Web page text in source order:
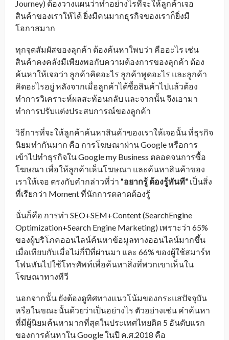
Journey) ต้องวางแผนว่าทำอย่างไรที่จะให้ลูกค้าเจอ
สินค้าของเราให้ได้ ยิ่งมีคนมากธุรกิจของเราก็ยิ่งมี
โอกาสมาก
ทุกจุดสัมผัสของลุกค้า ต้องค้นหาใพบว่า คืออะไร เช่น
สินค้าคงคลังมีเพียงพอกับความต้องการของลุกค้า ต้อง
ค้นหาให้เจอว่า ลูกค้าคิดอะไร ลูกค้าพูดอะไร และลูกค้า
คิดอะไรอยู่ หลังจากเมื่อลูกค้าได้ซื้อสินค้าไปแล้วต้อง
ทำการวิเคราะห์ผลสะท้อนกลับ และจากนั้น จึงเอามา
ทำการปรับแต่งประสบการณ์ของลูกค้า
วิธีการที่จะให้ลูกค้าค้นหาสินค้าของเราให้เจอนั้น ที่ธุรกิจ
นิยมทำกันมาก คือ การโฆษณาผ่าน Google หรือการ
เข้าไปทำธุรกิจใน Google my Business ตลอดจนการซื้อ
โฆษณา เพื่อให้ลูกค้าเห็นโฆษณา และค้นหาสินค้าของ
เราให้เจอ ตรงกับคำกล่าวที่ว่า ”อยากรู้ ต้องรู้ทันที“ เป็นสิ่ง
ที่เรียกว่า Moment ที่นักการตลาดต้องรู้
นั่นก็คือ การทำ SEO+SEM+Content (SearchEngine
Optimization+Search Engine Marketing) เพราะว่า 65%
ของผู้บริโภคออนไลน์ค้นหาข้อมูลทางออนไลน์มากขึ้น
เมื่อเทียบกับเมื่อไม่กี่ปีที่ผ่านมา และ 66% ของผู้ใช้สมาร์ท
โฟนหันไปใช้โทรศัพท์เพื่อค้นหาสิ่งที่พวกเขาเห็นใน
โฆษณาทางทีวี
นอกจากนั้น ยังต้องดูทิศทางแนวโน้มของกระแสปัจจุบัน
หรือในขณะนั้นด้วยว่าเป็นอย่างไร ตัวอย่างเช่น คำค้นหา
ที่มีผู้นิยมค้นหามากที่สุดในประเทศไทยติด 5 อันดับแรก
ของการค้นหาใน Google ในปี ค.ศ.2018 คือ